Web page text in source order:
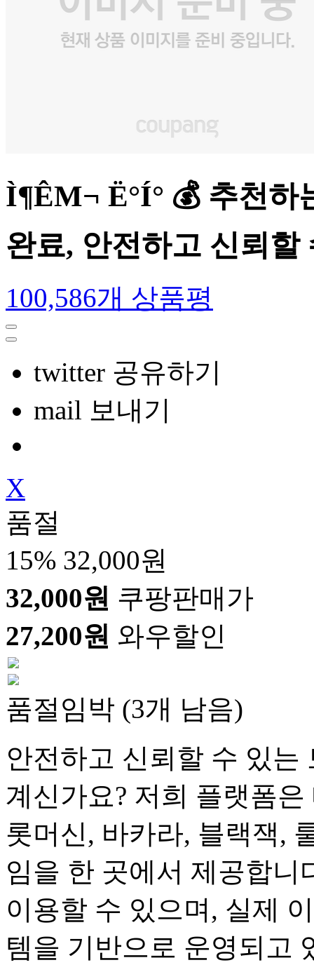
Ì¶ÊΜ¬ Ë°Í° 💰 추천
완료, 안전하고 신뢰할
100,586개 상품평
twitter 공유하기
mail 보내기
X
품절
15% 32,000원
32,000원 쿠팡판매가
27,200원 와우할인
품절임박 (3개 남음)
안전하고 신뢰할 수 있는
계신가요? 저희 플랫폼
롯머신, 바카라, 블랙잭,
임을 한 곳에서 제공합니
이용할 수 있으며, 실제
템을 기반으로 운영되고